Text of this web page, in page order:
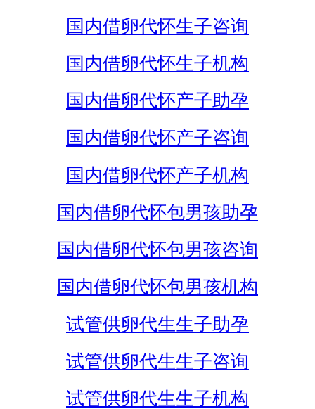
国内借卵代怀生子咨询
国内借卵代怀生子机构
国内借卵代怀产子助孕
国内借卵代怀产子咨询
国内借卵代怀产子机构
国内借卵代怀包男孩助孕
国内借卵代怀包男孩咨询
国内借卵代怀包男孩机构
试管供卵代生生子助孕
试管供卵代生生子咨询
试管供卵代生生子机构